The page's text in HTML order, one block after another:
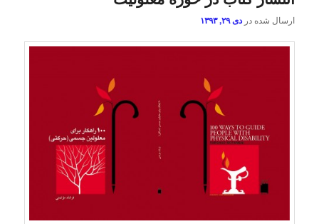
ارسال شده دردی ۲۹, ۱۳۹۳